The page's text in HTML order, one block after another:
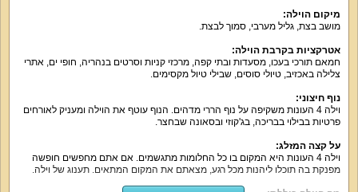
מיקום הוילה:
מושב בצת, גליל מערבי, סמוך לבצת.
אטרקציות בקרבת הוילה:
חמאם תורכי בעכו, מסעדות ובתי קפה, מרכזי קניות וסרטים בנהריה, חופי ים, אתרי
צלילה באכזיב, טיולי סוסים, שבילי טיול מקסימים.
נוף חיצוני:
וילה 4 העונות משקיפה על נוף הררי מדהים. הנוף עוטף את הוילה ומעניק לאורחים
פרטיות בבילוי בבריכה, בג'קוזי ובסאונה שבחצר.
על קצה המזלג:
וילה 4 העונות היא המקום בו כל החלומות מתגשמים. אם אתם מחפשים חופשה
מפנקת בה תוכלו ליהנות מכל רגע, מצאתם את המקום המתאים. תענוג של וילה.